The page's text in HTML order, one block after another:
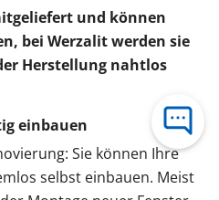
und können
bei Werzalit werden sie
Herstellung nahtlos
einbauen
Sie können Ihre
selbst einbauen. Meist